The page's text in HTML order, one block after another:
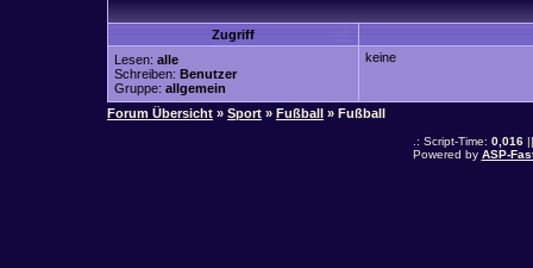
Zugriff
Lesen: alle
Schreiben: Benutzer
Gruppe: allgemein
keine
Forum Übersicht » Sport » Fußball » Fußball
.: Script-Time: 0,016||
Powered by ASP-